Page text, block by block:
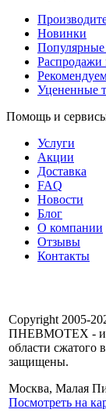
Новинки
Распродажи
Уцененные
Помощь и
Услуги
Акции
Доставка
FAQ
Новости
Блог
О компании
Отзывы
Контакты
Copyright 2005-
ПНЕВМОТЕХ -
области сжатого
защищены.
Москва, Малая
Посмотреть на